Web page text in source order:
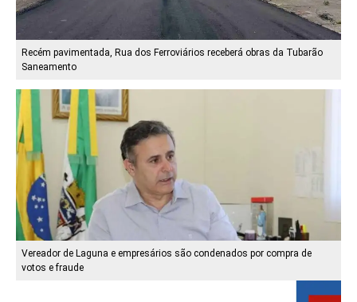
Recém pavimentada, Rua dos Ferroviários receberá obras da Tubarão
Saneamento
Vereador de Laguna e empresários são condenados por compra de
votos e fraude